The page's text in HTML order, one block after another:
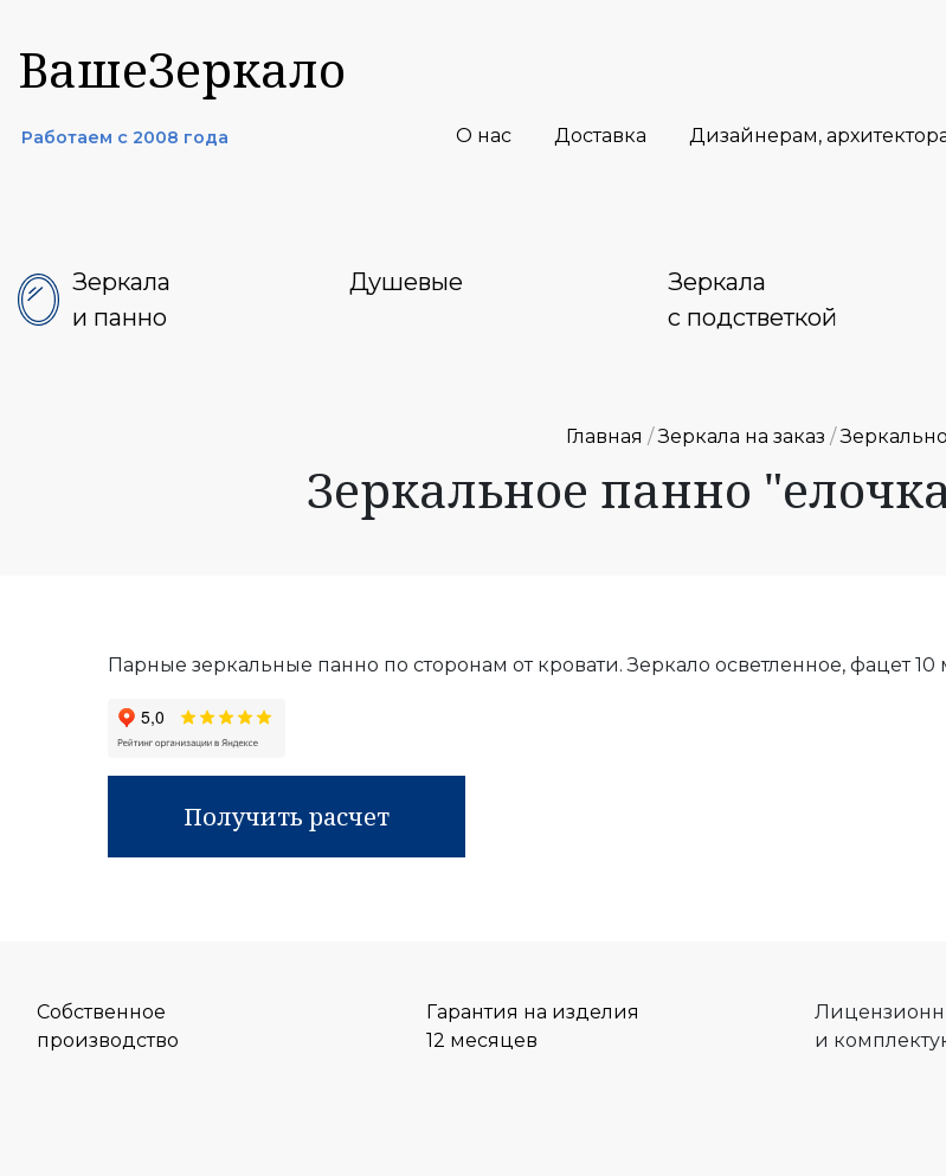
ВашеЗеркало
Работаем с 2008 года О нас Доставка Дизайнерам,
Зеркала
и панно
Душевые
Зеркала
с подстветкой
Главная /Зеркала на заказ /
Зеркальное панно
Парные зеркальные панно по сторонам от кровати. Зеркало осветленное, фацет
Получить расчет
Собственное
производство
Гарантия на изделия
12 месяцев
и